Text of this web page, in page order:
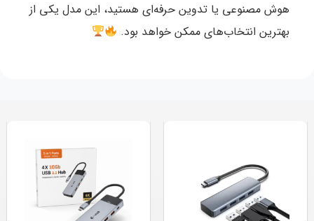
هوش مصنوعی یا تدوین حرفه‌ای هستید، این مدل یکی از
بهترین انتخاب‌های ممکن خواهد بود.